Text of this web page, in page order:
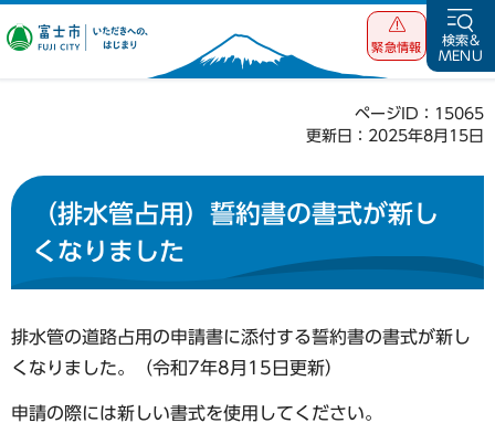
富士市 いただ
緊急情報
検索&
MENU
ページID：15065
更新日：2025年8月15日
（排水管占用）誓約書の書式が新し
くなりました
排水管の道路占用の申請書に添付する誓約書の書式が新し
くなりました。（令和7年8月15日更新）
申請の際には新しい書式を使用してください。